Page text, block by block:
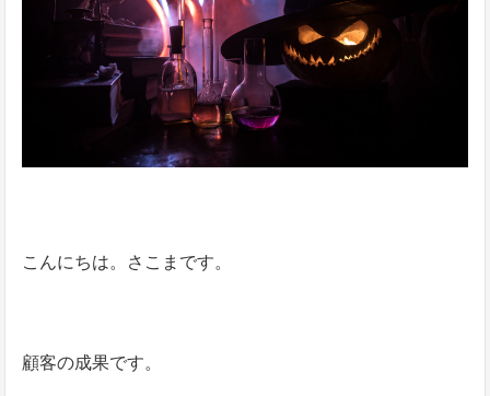
こんにちは。さこまです。
顧客の成果です。